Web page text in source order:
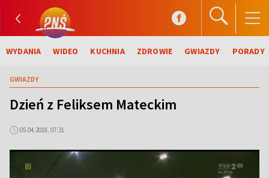
WYDANIA WIDEO KUCHNIA ZDROWIE GWIAZDY PORADY
GWIAZDY
Dzień z Feliksem Mateckim
05.04.2018, 07:31